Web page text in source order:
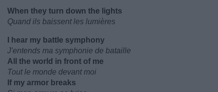
When they turn down the lights
Quand ils baissent les lumières
I hear my battle symphony
J'entends ma symphonie de bataille
All the world in front of me
Tout le monde devant moi
If my armor breaks